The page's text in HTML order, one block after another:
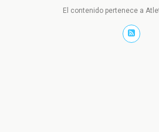
El contenido pertenece a